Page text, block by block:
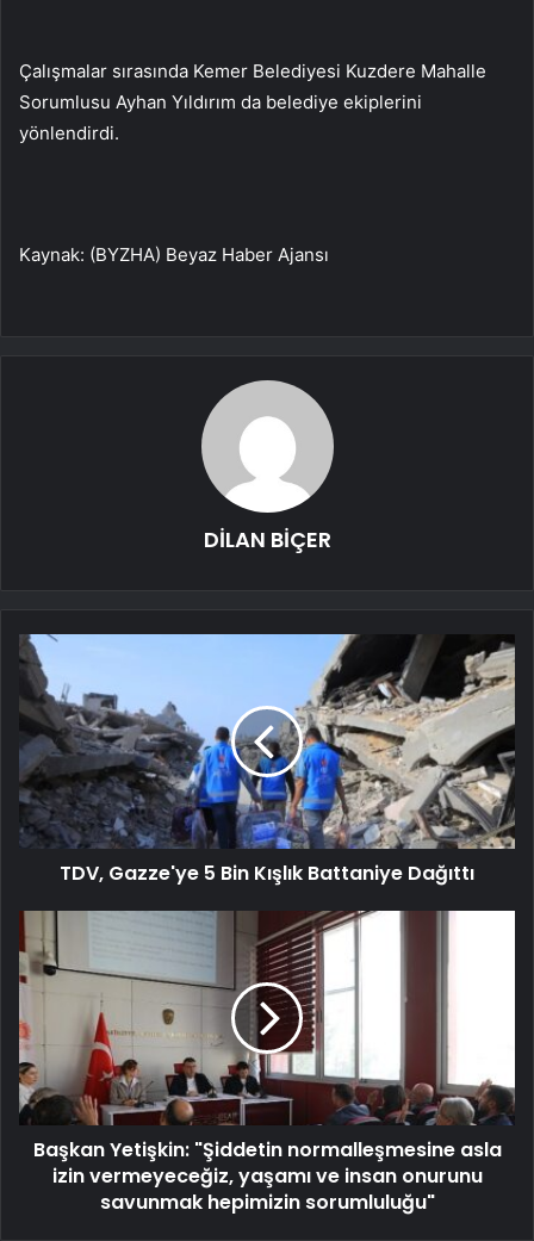
Çalışmalar sırasında Kemer Belediyesi Kuzdere Mahalle
Sorumlusu Ayhan Yıldırım da belediye ekiplerini
yönlendirdi.
Kaynak: (BYZHA) Beyaz Haber Ajansı
DİLAN BİÇER
TDV, Gazze'ye 5 Bin Kışlık Battaniye Dağıttı
Başkan Yetişkin: "Şiddetin normalleşmesine asla
izin vermeyeceğiz, yaşamı ve insan onurunu
savunmak hepimizin sorumluluğu"